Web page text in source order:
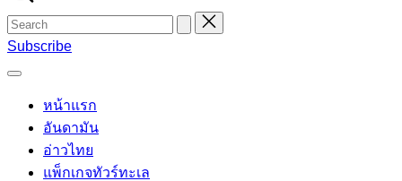
ทั่ว
ไทย
Search
for:
Subscribe
หน้าแรก
อันดามัน
อ่าวไทย
แพ็กเกจทัวร์ทะเล